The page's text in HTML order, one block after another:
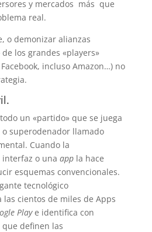
y mercados más que
real.
o demonizar alianzas
los grandes «players»
incluso Amazon…) no
un «partido» que se juega
superodenador llamado
Cuando la
o una appla hace
esquemas convencionales.
tecnológico
cientos de miles de Apps
Playe identifica con
definen las